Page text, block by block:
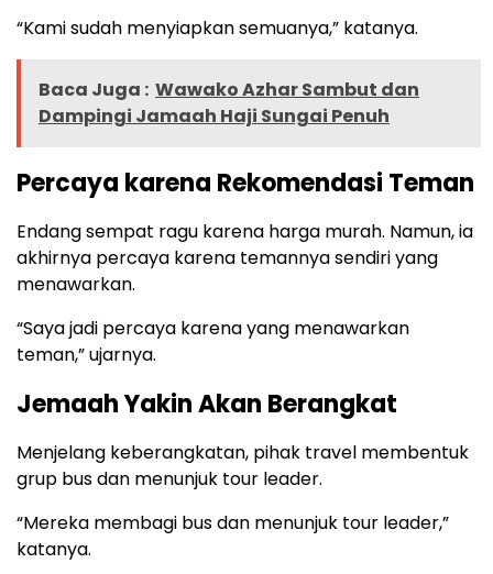
“Kami sudah menyiapkan semuanya,” katanya.
Baca Juga : Wawako Azhar Sambut dan
Dampingi Jamaah Haji Sungai Penuh
Percaya karena Rekomendasi Teman
Endang sempat ragu karena harga murah. Namun, ia
akhirnya percaya karena temannya sendiri yang
menawarkan.
“Saya jadi percaya karena yang menawarkan
teman,” ujarnya.
Jemaah Yakin Akan Berangkat
Menjelang keberangkatan, pihak travel membentuk
grup bus dan menunjuk tour leader.
“Mereka membagi bus dan menunjuk tour leader,”
katanya.